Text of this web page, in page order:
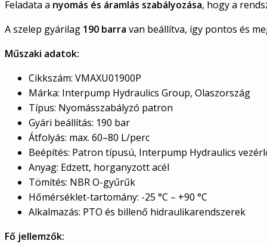
Feladata a nyomás és áramlás szabályozása, hogy a
A szelep gyárilag 190 barra van beállítva, így pontos és
Műszaki adatok:
Cikkszám: VMAXU01900P
Márka: Interpump Hydraulics Group, Olaszország
Típus: Nyomásszabályzó patron
Gyári beállítás: 190 bar
Átfolyás: max. 60–80 L/perc
Beépítés: Patron típusú, Interpump Hydraulics
Anyag: Edzett, horganyzott acél
Tömítés: NBR O-gyűrűk
Hőmérséklet-tartomány: -25 °C – +90 °C
Alkalmazás: PTO és billenő hidraulikarendszerek
Fő jellemzők: